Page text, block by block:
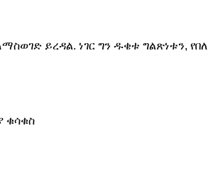
ይረዳል. ነገር ግን ዱቄቱ ግልጽነቱን,
ቁሳቁስ